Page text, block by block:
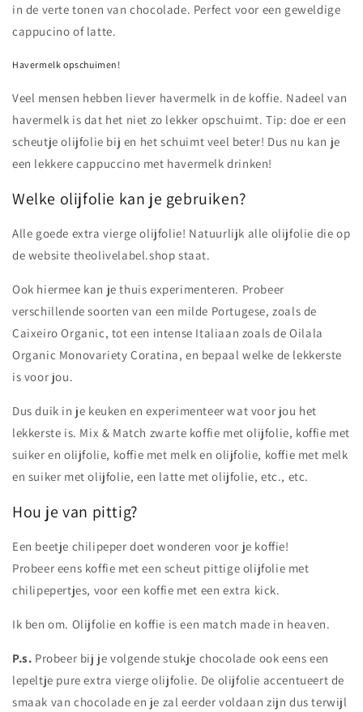
in de verte tonen van chocolade. Perfect voor een geweldige
cappucino of latte.
Havermelk opschuimen!
Veel mensen hebben liever havermelk in de koffie. Nadeel van
havermelk is dat het niet zo lekker opschuimt. Tip: doe er een
scheutje olijfolie bij en het schuimt veel beter! Dus nu kan je
een lekkere cappuccino met havermelk drinken!
Welke olijfolie kan je gebruiken?
Alle goede extra vierge olijfolie! Natuurlijk alle olijfolie die op
de website theolivelabel.shop staat.
Ook hiermee kan je thuis experimenteren. Probeer
verschillende soorten van een milde Portugese, zoals de
Caixeiro Organic, tot een intense Italiaan zoals de Oilala
Organic Monovariety Coratina, en bepaal welke de lekkerste
is voor jou.
Dus duik in je keuken en experimenteer wat voor jou het
lekkerste is. Mix & Match zwarte koffie met olijfolie, koffie met
suiker en olijfolie, koffie met melk en olijfolie, koffie met melk
en suiker met olijfolie, een latte met olijfolie, etc., etc.
Hou je van pittig?
Een beetje chilipeper doet wonderen voor je koffie!
Probeer eens koffie met een scheut pittige olijfolie met
chilipepertjes, voor een koffie met een extra kick.
Ik ben om. Olijfolie en koffie is een match made in heaven.
P.s. Probeer bij je volgende stukje chocolade ook eens een
lepeltje pure extra vierge olijfolie. De olijfolie accentueert de
smaak van chocolade en je zal eerder voldaan zijn dus terwijl